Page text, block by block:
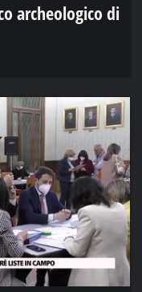
archeologico di